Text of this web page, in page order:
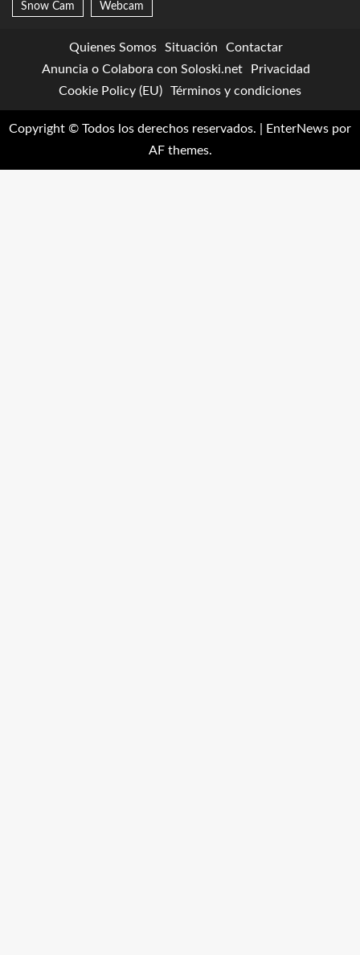
Snow Cam Webcam
Quienes Somos Situación
Contactar
Anuncia o Colabora con Soloski.net
Privacidad
Cookie Policy (EU)
Términos y condiciones
Copyright © Todos los derechos reservados. EnterNews por
AF themes.